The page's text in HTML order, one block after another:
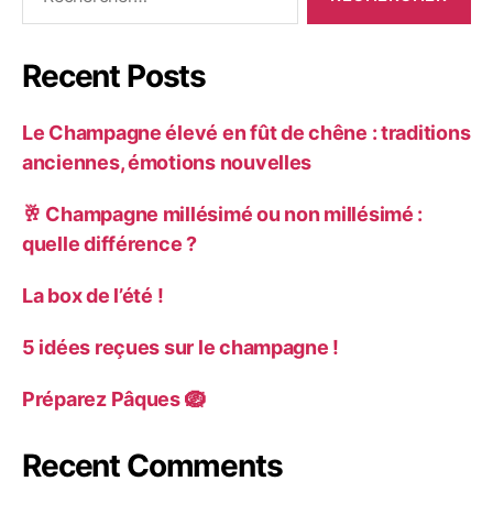
Recent Posts
Le Champagne élevé en fût de chêne : traditions
anciennes, émotions nouvelles
🥂 Champagne millésimé ou non millésimé :
quelle différence ?
La box de l’été !
5 idées reçues sur le champagne !
Préparez Pâques 🪺
Recent Comments